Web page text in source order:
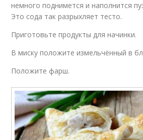
немного поднимется и наполнится
Это сода так разрыхляет тесто.
Приготовьте продукты для начинки.
В миску положите измельчённый в
Положите фарш.